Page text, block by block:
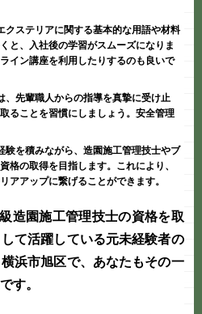
クステリアに関する基本的な用語や材料
と、入社後の学習がスムーズになりま
イン講座を利用したりするのも良いで
、先輩職人からの指導を真摯に受け止
ることを習慣にしましょう。安全管理
験を積みながら、造園施工管理技士やブ
格の取得を目指します。これにより、
アアップに繋げることができます。
造園施工管理技士の資格を取
て活躍している元未経験者の
浜市旭区で、あなたもその一
す。